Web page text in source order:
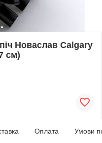
Новаслав Calgary
см)
Оплата Умови